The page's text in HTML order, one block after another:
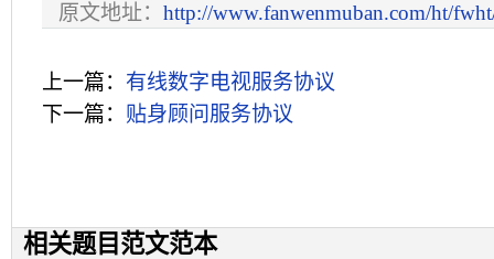
原文地址： http://www.fanwenmuban.com/ht/
上一篇： 有线数字电视服务协议
下一篇： 贴身顾问服务协议
相关题目范文范本